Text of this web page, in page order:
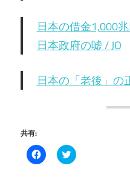
日本の借金1,000
日本政府の嘘 / JO
日本の「老後」の
共有:
Facebook
で
ク
リ